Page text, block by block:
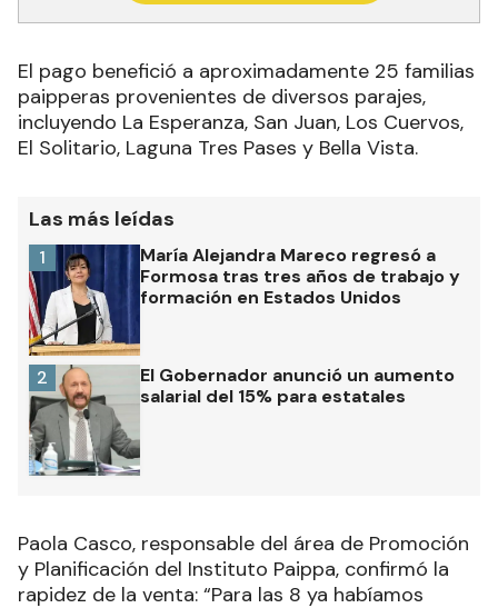
El pago benefició a aproximadamente 25 familias
paipperas provenientes de diversos parajes,
incluyendo La Esperanza, San Juan, Los Cuervos,
El Solitario, Laguna Tres Pases y Bella Vista.
Las más leídas
María Alejandra Mareco regresó a
Formosa tras tres años de trabajo y
formación en Estados Unidos
1
El Gobernador anunció un aumento
salarial del 15% para estatales
2
Paola Casco, responsable del área de Promoción
y Planificación del Instituto Paippa, confirmó la
rapidez de la venta: “Para las 8 ya habíamos